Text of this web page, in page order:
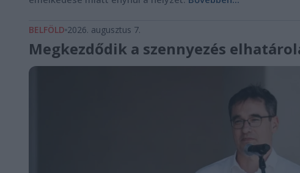
BELFÖLD 2026. augusztus 7.
Megkezdődik a szennyezés